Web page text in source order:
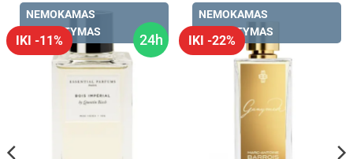
24h
IKI -11%
NEMOKAMAS
PRISTATYMAS
IKI -22%
NEMOKAMAS
PRISTATYMAS